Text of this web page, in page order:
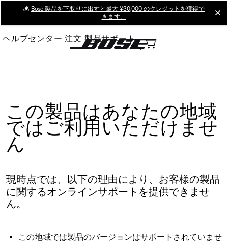
Main
💰 Bose 製品を下取りに出すと最大 ¥30,000 のクレジットを獲得で
きます。
ヘルプセンター 注文 製品サポート
この製品はあなたの地域
ではご利用いただけませ
ん
現時点では、以下の理由により、お客様の製品
に関するオンラインサポートを提供できませ
ん。
この地域では製品のバージョンはサポートされていませ